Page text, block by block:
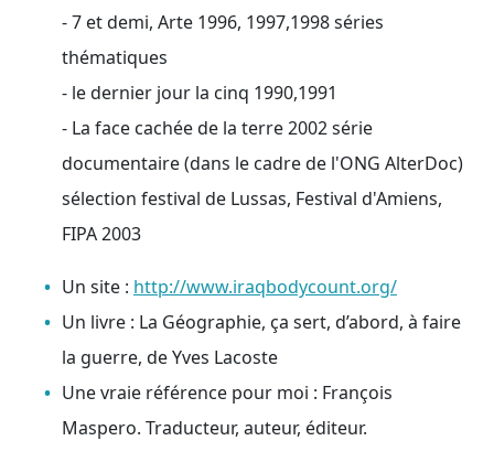
- 7 et demi, Arte 1996, 1997,1998 séries
thématiques
- le dernier jour la cinq 1990,1991
- La face cachée de la terre 2002 série
documentaire (dans le cadre de l'ONG AlterDoc)
sélection festival de Lussas, Festival d'Amiens,
FIPA 2003
Un site : http://www.iraqbodycount.org/
Un livre : La Géographie, ça sert, d’abord, à faire
la guerre, de Yves Lacoste
Une vraie référence pour moi : François
Maspero. Traducteur, auteur, éditeur.